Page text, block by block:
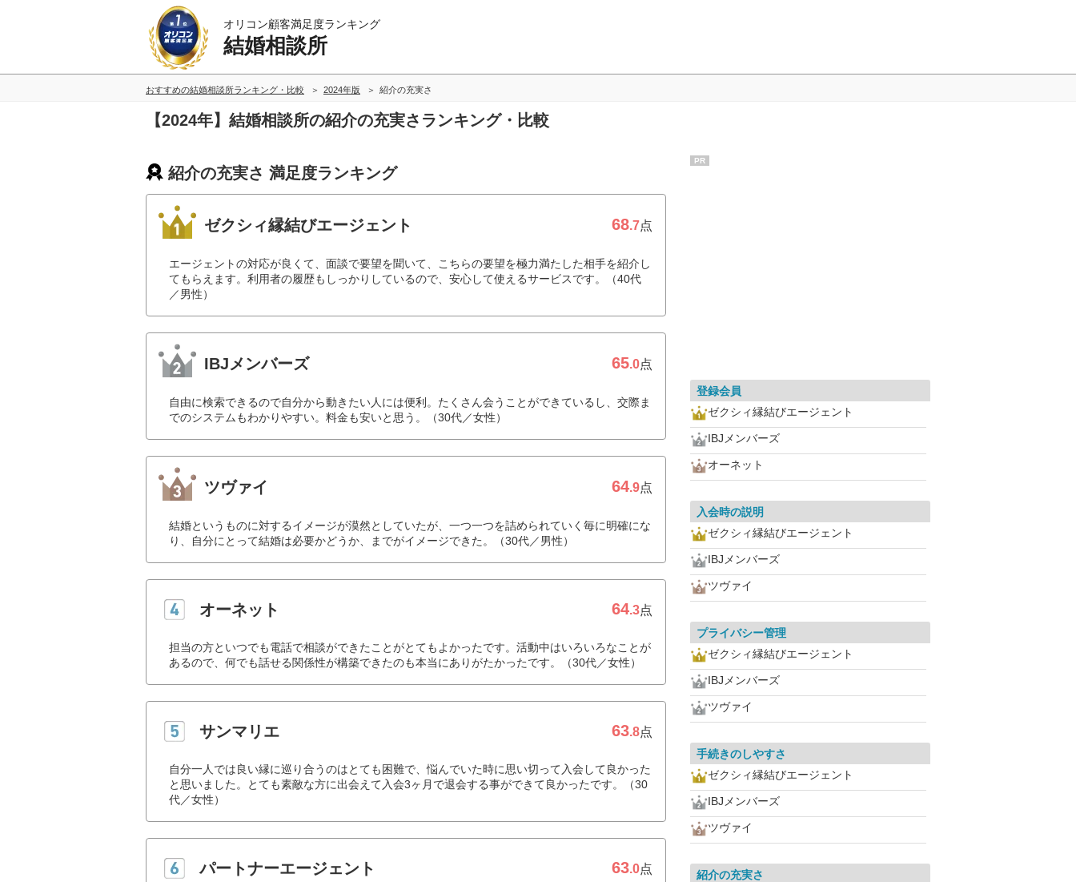
オリコン顧客満足度ランキング
結婚相談所
おすすめの結婚相談所ランキング・比較 2024年版 紹介の充実さ
【2024年】結婚相談所の紹介の充実さランキング・比較
紹介の充実さ 満足度ランキング
ゼクシィ縁結びエージェント 68.7点
エージェントの対応が良くて、面談で要望を聞いて、こちらの要望を極力満たした相手を紹介し
てもらえます。利用者の履歴もしっかりしているので、安心して使えるサービスです。（40代
／男性）
IBJメンバーズ 65.0点
自由に検索できるので自分から動きたい人には便利。たくさん会うことができているし、交際ま
でのシステムもわかりやすい。料金も安いと思う。（30代／女性）
ツヴァイ 64.9点
結婚というものに対するイメージが漠然としていたが、一つ一つを詰められていく毎に明確にな
り、自分にとって結婚は必要かどうか、までがイメージできた。（30代／男性）
オーネット 64.3点
担当の方といつでも電話で相談ができたことがとてもよかったです。活動中はいろいろなことが
あるので、何でも話せる関係性が構築できたのも本当にありがたかったです。（30代／女性）
サンマリエ 63.8点
自分一人では良い縁に巡り合うのはとても困難で、悩んでいた時に思い切って入会して良かった
と思いました。とても素敵な方に出会えて入会3ヶ月で退会する事ができて良かったです。（30
代／女性）
パートナーエージェント 63.0点
PR
登録会員
ゼクシィ縁結びエージェント
IBJメンバーズ
オーネット
入会時の説明
ゼクシィ縁結びエージェント
IBJメンバーズ
ツヴァイ
プライバシー管理
ゼクシィ縁結びエージェント
IBJメンバーズ
ツヴァイ
手続きのしやすさ
ゼクシィ縁結びエージェント
IBJメンバーズ
ツヴァイ
紹介の充実さ